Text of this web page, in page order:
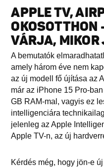
APPLE TV,
OKOSOTTHON
VÁRJA, MIKOR
A bemutatók
amely három éve nem
az új modell fő újítása az
már az iPhone 15 Pro-
GB RAM-mal, vagyis ez
intelligenciára
jelenleg az Apple
Apple TV-n, az új
Kérdés még, hogy jön-e